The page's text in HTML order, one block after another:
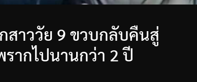
สาววัย 9 ขวบกลับคืนสู่
ากไปนานกว่า 2 ปี